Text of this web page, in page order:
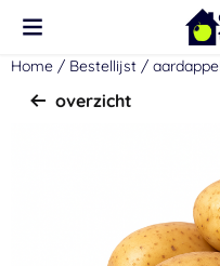
Cookievoorkeuren zijn
Home / Bestellijst /
overzicht